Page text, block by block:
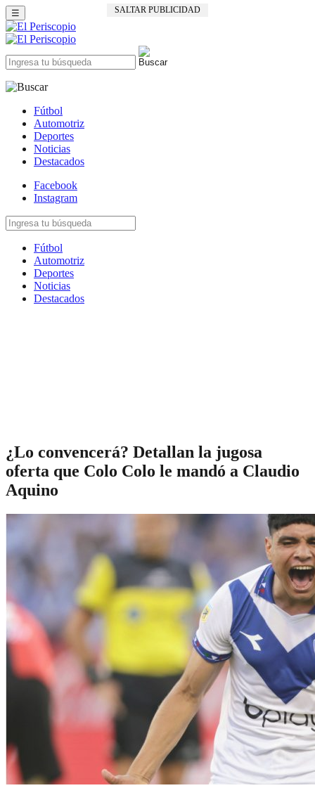
SALTAR PUBLICIDAD
☰
Fútbol
Automotriz
Deportes
Noticias
Destacados
Facebook
Instagram
Fútbol
Automotriz
Deportes
Noticias
Destacados
¿Lo convencerá? Detallan la jugosa
oferta que Colo Colo le mandó a Claudio
Aquino